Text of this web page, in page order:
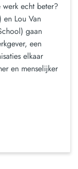
werk echt beter?
en Lou Van
gaan
een
elkaar
en menselijker